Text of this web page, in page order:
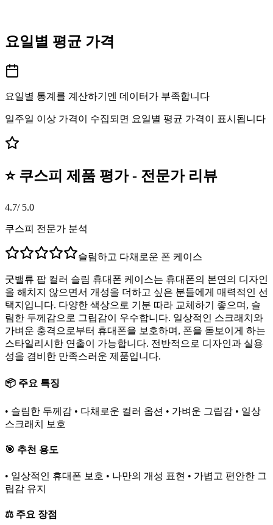
요일별 평균 가격
요일별 통계를 계산하기엔 데이터가 부족합니다
일주일 이상 가격이 수집되면 요일별 평균 가격이 표시됩니다
⭐ 쿠스피 제품 평가 - 전문가 리뷰
4.7/ 5.0
쿠스피 전문가 분석
슬림하고 다채로운 폰 케이스
굿밸류 팝 컬러 슬림 휴대폰 케이스는 휴대폰의 본연의 디자인
을 해치지 않으면서 개성을 더하고 싶은 분들에게 매력적인 선
택지입니다. 다양한 색상으로 기분 따라 교체하기 좋으며, 슬
림한 두께감으로 그립감이 우수합니다. 일상적인 스크래치와
가벼운 충격으로부터 휴대폰을 보호하며, 폰을 돋보이게 하는
스타일리시한 연출이 가능합니다. 전반적으로 디자인과 실용
성을 겸비한 만족스러운 제품입니다.
📦 주요 특징
• 슬림한 두께감 • 다채로운 컬러 옵션 • 가벼운 그립감 • 일상
스크래치 보호
🎯 추천 용도
• 일상적인 휴대폰 보호 • 나만의 개성 표현 • 가볍고 편안한 그
립감 유지
⚖️ 주요 장점